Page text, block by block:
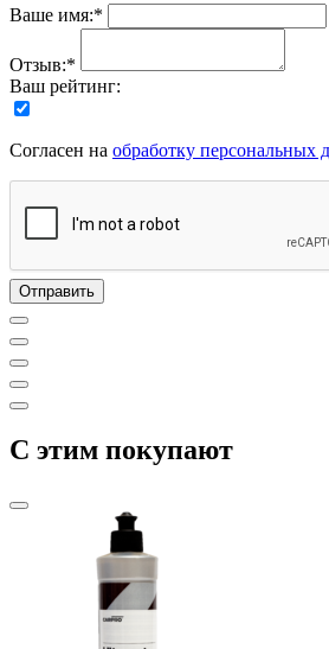
Ваше имя:*
Отзыв:*
Ваш рейтинг:
Согласен на обработку персональных
C этим покупают